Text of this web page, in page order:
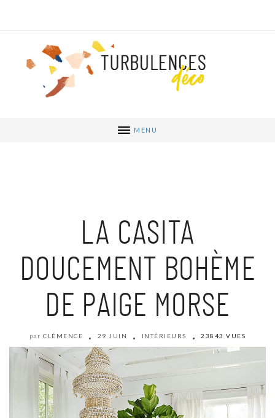
MENU
LA CASITA
DOUCEMENT BOHÈME
DE PAIGE MORSE
par CLÉMENCE 29 JUIN INTÉRIEURS 23843 VUES